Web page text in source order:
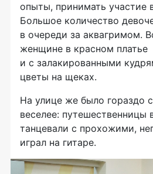
опыты, принимать участие
Большое количество
в очереди за аквагримом.
женщине в красном платье
и с залакированными
цветы на щеках.
На улице же было гораздо
веселее: путешественницы
танцевали с прохожими,
играл на гитаре.